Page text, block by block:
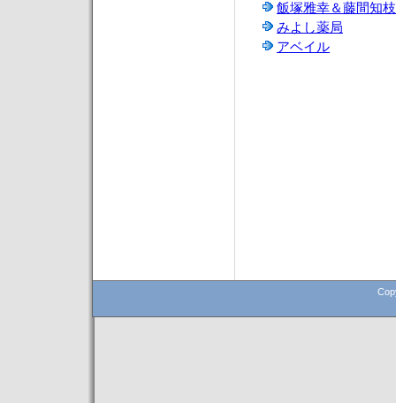
飯塚雅幸＆藤間知
みよし薬局
アベイル